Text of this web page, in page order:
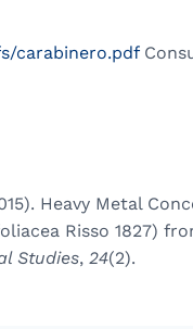
carabinero.pdf
Heavy Metal
Risso 1827)
Studies, 24(2).